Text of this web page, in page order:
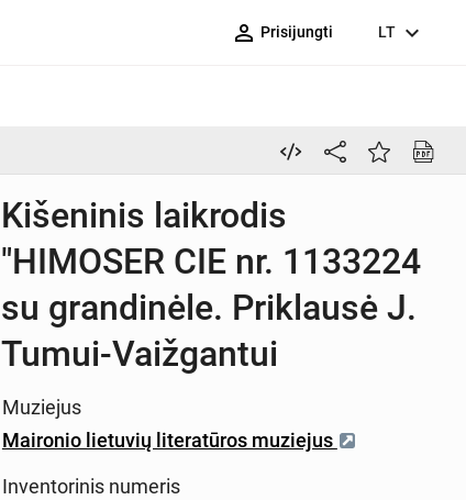
person_outline Prisijungti LT expand_more
Kišeninis laikrodis
"HIMOSER CIE nr. 1133224
su grandinėle. Priklausė J.
Tumui-Vaižgantui
Muziejus
Maironio lietuvių literatūros muziejus
Inventorinis numeris